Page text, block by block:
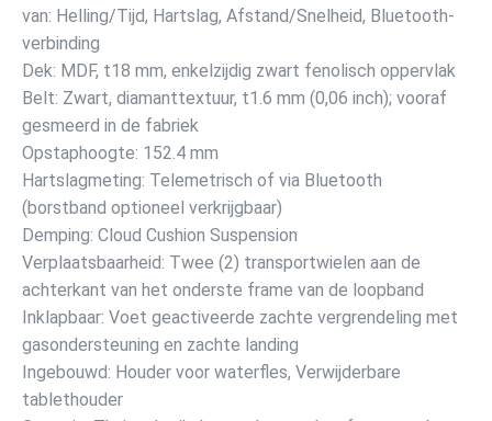
van: Helling/Tijd, Hartslag, Afstand/Snelheid, Bluetooth-
verbinding
Dek: MDF, t18 mm, enkelzijdig zwart fenolisch oppervlak
Belt: Zwart, diamanttextuur, t1.6 mm (0,06 inch); vooraf
gesmeerd in de fabriek
Opstaphoogte: 152.4 mm
Hartslagmeting: Telemetrisch of via Bluetooth
(borstband optioneel verkrijgbaar)
Demping: Cloud Cushion Suspension
Verplaatsbaarheid: Twee (2) transportwielen aan de
achterkant van het onderste frame van de loopband
Inklapbaar: Voet geactiveerde zachte vergrendeling met
gasondersteuning en zachte landing
Ingebouwd: Houder voor waterfles, Verwijderbare
tablethouder